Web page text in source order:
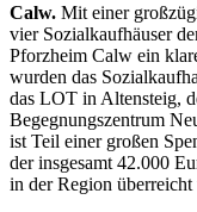
Calw. Mit einer
vier Sozialkaufhäuser
Pforzheim Calw ein
wurden das
das LOT in Altensteig,
Begegnungszentrum
ist Teil einer großen
der insgesamt 42.000
in der Region überreicht